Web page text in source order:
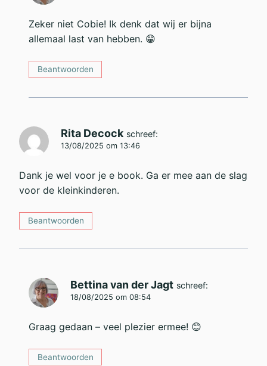
Zeker niet Cobie! Ik denk dat wij er bijna
allemaal last van hebben. 😁
Beantwoorden
Rita Decock schreef:
13/08/2025 om 13:46
Dank je wel voor je e book. Ga er mee aan de slag
voor de kleinkinderen.
Beantwoorden
Bettina van der Jagt schreef:
18/08/2025 om 08:54
Graag gedaan – veel plezier ermee! 😊
Beantwoorden